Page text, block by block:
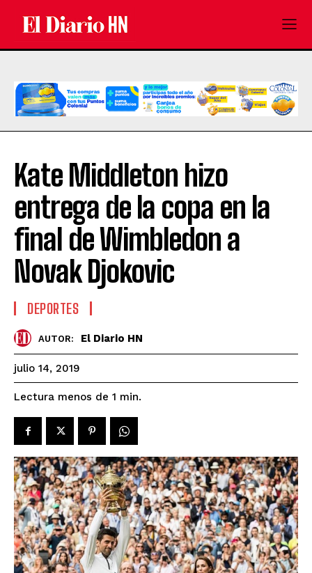
Kate Middleton hizo
entrega de la copa en la
final de Wimbledon a
Novak Djokovic
DEPORTES
AUTOR: El Diario HN
julio 14, 2019
Lectura menos de 1 min.